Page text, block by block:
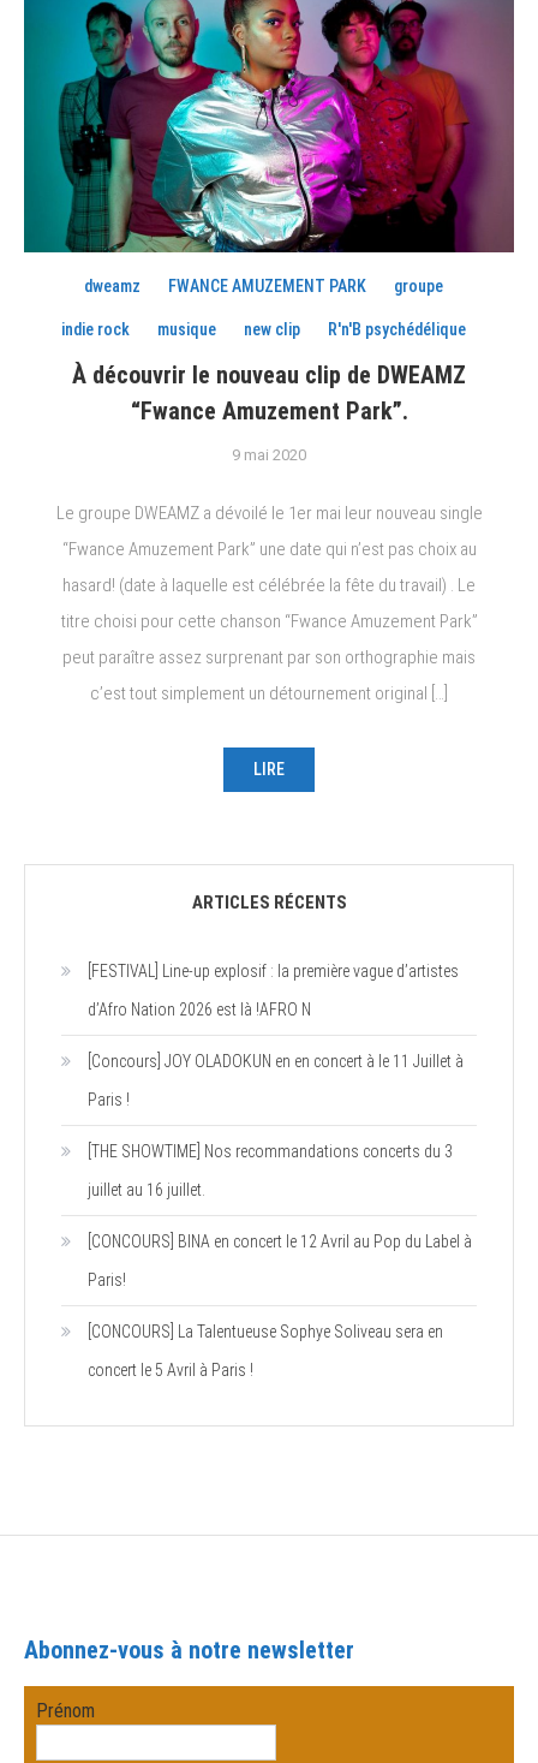
dweamz FWANCE AMUZEMENT PARK groupe
indie rock musique new clip R'n'B psychédélique
À découvrir le nouveau clip de DWEAMZ
“Fwance Amuzement Park”.
9 mai 2020
Le groupe DWEAMZ a dévoilé le 1er mai leur nouveau single
“Fwance Amuzement Park” une date qui n’est pas choix au
hasard! (date à laquelle est célébrée la fête du travail) . Le
titre choisi pour cette chanson “Fwance Amuzement Park”
peut paraître assez surprenant par son orthographie mais
c’est tout simplement un détournement original […]
LIRE
ARTICLES RÉCENTS
[FESTIVAL] Line-up explosif : la première vague d’artistes
d’Afro Nation 2026 est là !AFRO N
[Concours] JOY OLADOKUN en en concert à le 11 Juillet à
Paris !
[THE SHOWTIME] Nos recommandations concerts du 3
juillet au 16 juillet.
[CONCOURS] BINA en concert le 12 Avril au Pop du Label à
Paris!
[CONCOURS] La Talentueuse Sophye Soliveau sera en
concert le 5 Avril à Paris !
Abonnez-vous à notre newsletter
Prénom